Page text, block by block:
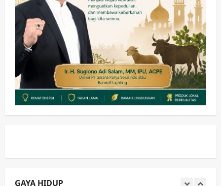
GAYA HIDUP
1
Kesehatan Pembangunan
Pemerintahan
PANAS! Kalah Tender Proyek RSUD
Sibar Rp 9,9 M, Beranikah CV Tiga
Anugerah Utama Pertaruhkan
Jaminan Rp 100 Juta?
wartanusa 5 Agustus 2026
Olahraga
Adu Taktik di Atas Rumput Sintetis:
PWI dan Sapma PP Sidoarjo
Memanaskan Mesin Menuju Piala
Soccer